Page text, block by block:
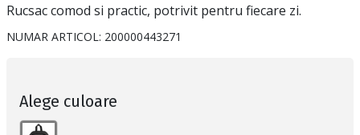
Rucsac comod si practic, potrivit pentru fiecare zi.
NUMAR ARTICOL: 200000443271
Alege culoare